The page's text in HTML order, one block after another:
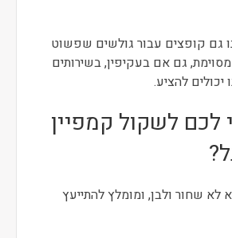
גם קופצים עבור גולשים שפשוט
מסוימת, גם אם בעקיפין, בשירותים
להציע.
לכם לשקול קמפיין
לא שחור ולבן, ומומלץ להתייעץ